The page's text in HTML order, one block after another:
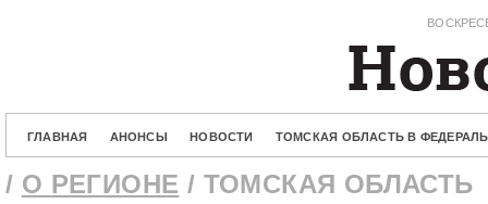
ГЛАВНАЯ АНОНСЫ НОВОСТИ ТОМСКАЯ ОБЛАСТЬ В
/ О РЕГИОНЕ / ТОМСКАЯ ОБЛАСТЬ